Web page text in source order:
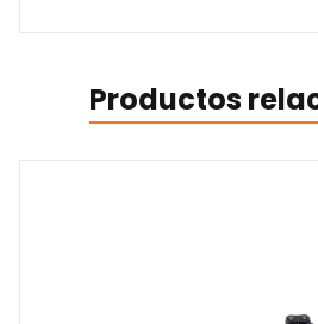
Productos